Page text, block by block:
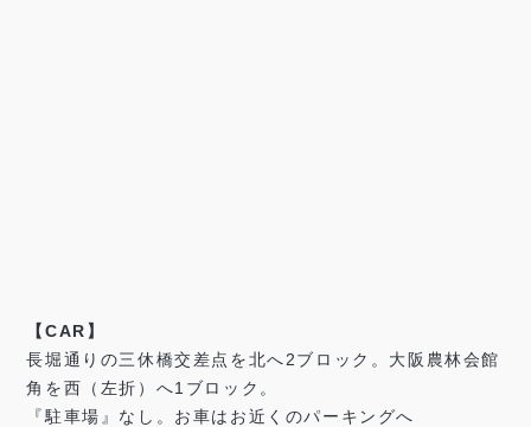
【CAR】
長堀通りの三休橋交差点を北へ2ブロック。大阪農林会館
角を西（左折）へ1ブロック。
『駐車場』なし。お車はお近くのパーキングへ